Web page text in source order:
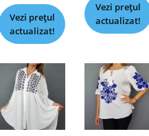
Vezi prețul
actualizat!
Vezi prețul
actualizat!